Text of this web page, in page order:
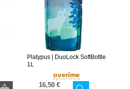
Platypus | DuoLock SoftBottle
1L
overíme
16,50 €